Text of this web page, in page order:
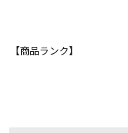
【商品ランク】